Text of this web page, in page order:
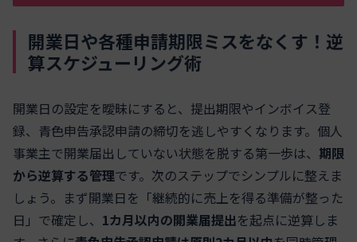
開業日や各種申請期限ミスをなくす！逆
算スケジューリング術
開業日の設定を曖昧にすると、提出期限やインボイス登
録、青色申告承認申請の締切を逃しやすくなります。個人
事業主で開業届出していない状態を脱する第一歩は、 期限
から逆算する管理です。次のステップでシンプルに整えま
しょう。まず開業日を「継続的に売上を得る準備が整った
日」で確定し、 1カ月以内の開業届提出を起点に逆算しま